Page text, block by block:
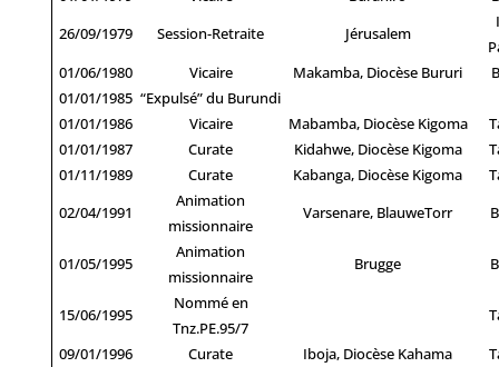
26/09/1979
Session-Retraite Jérusalem
01/06/1980
Vicaire Makamba, Diocèse Bururi
01/01/1985 “Expulsé” du Burundi
01/01/1986
Vicaire Mabamba, Diocèse Kigoma
01/01/1987
Curate Kidahwe, Diocèse Kigoma
01/11/1989
Curate Kabanga, Diocèse Kigoma
02/04/1991
Animation
missionnaire
Varsenare, BlauweTorr
01/05/1995
Animation
missionnaire
Brugge
15/06/1995
Nommé en
Tnz.PE.95/7
09/01/1996
Curate Iboja, Diocèse Kahama